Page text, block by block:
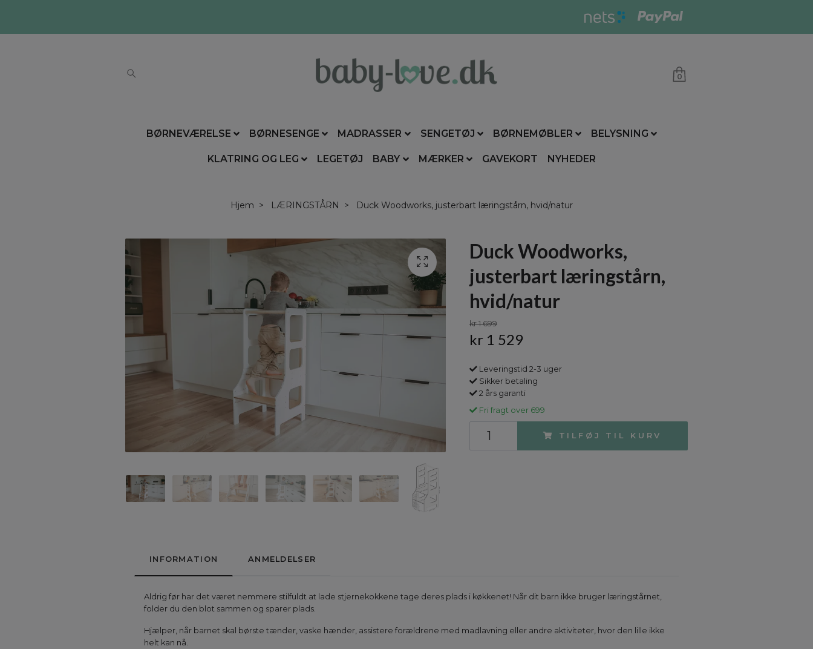
0
BØRNEVÆRELSE BØRNESENGE MADRASSER SENGETØJ BØRNEMØBLER BELYSNING
KLATRING OG LEG LEGETØJ BABY MÆRKER GAVEKORT NYHEDER
Hjem LÆRINGSTÅRN Duck Woodworks, justerbart læringstårn, hvid/natur
Duck Woodworks,
justerbart læringstårn,
hvid/natur
kr 1 699
kr 1 529
Leveringstid 2-3 uger
Sikker betaling
2 års garanti
Fri fragt over 699
TILFØJ TIL KURV
INFORMATION ANMELDELSER
Aldrig før har det været nemmere stilfuldt at lade stjernekokkene tage deres plads i køkkenet! Når dit barn ikke bruger læringstårnet,
folder du den blot sammen og sparer plads.
Hjælper, når barnet skal børste tænder, vaske hænder, assistere forældrene med madlavning eller andre aktiviteter, hvor den lille ikke
helt kan nå.